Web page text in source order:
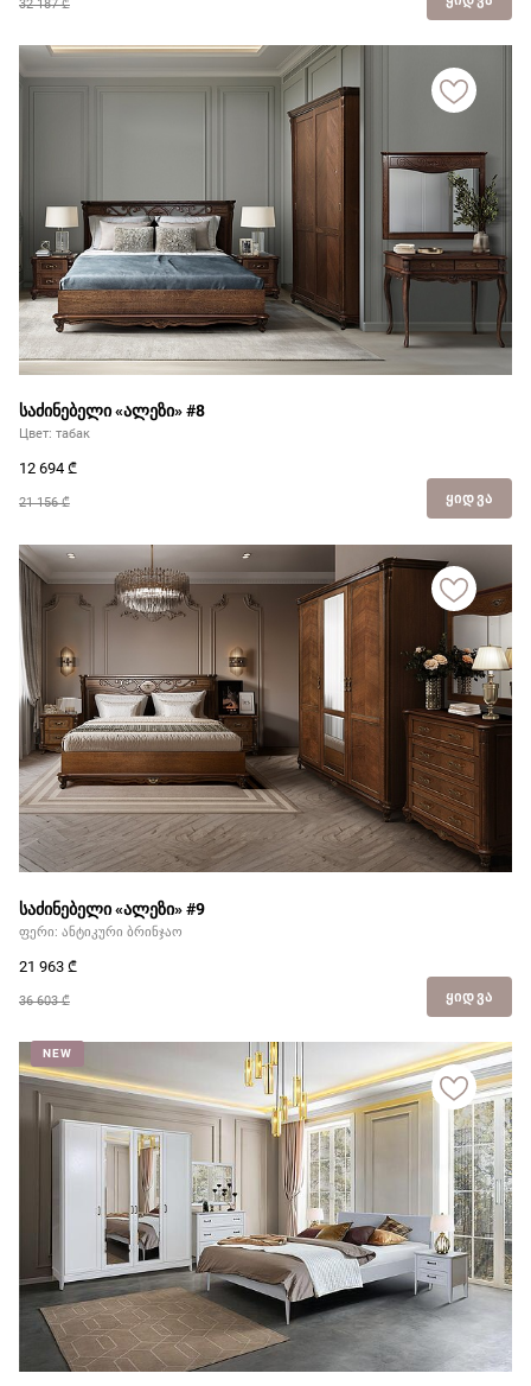
32 187 ₾
საძინებელი «ალეზი» #8
Цвет: табак
21 156 ₾
12 694 ₾
ᲧᲘᲓᲕᲐ
საძინებელი «ალეზი» #9
ფერი: ანტიკური ბრინჯაო
36 603 ₾
21 963 ₾
ᲧᲘᲓᲕᲐ
NEW